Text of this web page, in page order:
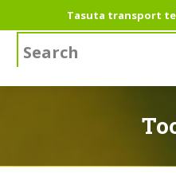
Tasuta transport